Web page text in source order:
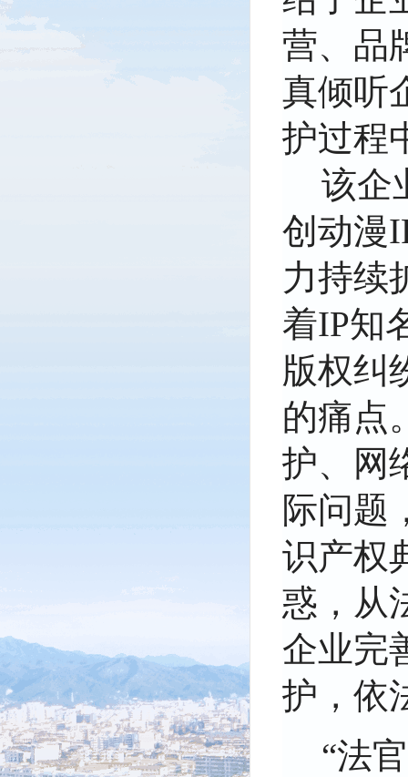
营、品
真倾听
护过程
该企
创动漫
力持续
着IP知
版权纠
的痛点
护、网
际问题
识产权
惑，从
企业完
护，依
“法